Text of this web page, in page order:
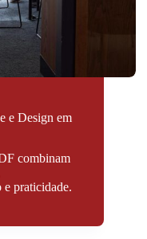
e Design em
combinam
e praticidade.